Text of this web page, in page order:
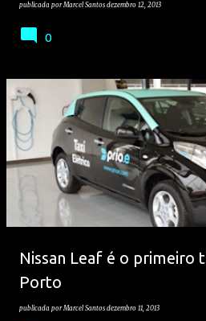
publicada porMarcel Santos dezembro 12, 2013
0
Nissan Leaf é o primeiro
Porto
publicada porMarcel Santos dezembro 11, 2013